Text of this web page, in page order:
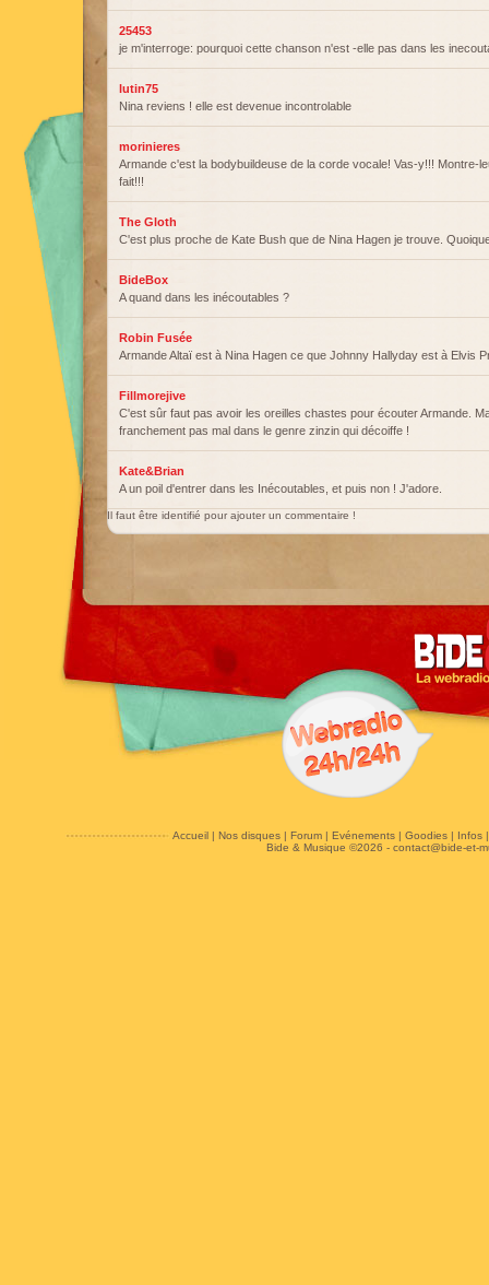
25453
je m'interroge: pourquoi cette chanson n'est -elle pas dans les
lutin75
Nina reviens ! elle est devenue incontrolable
morinieres
Armande c'est la bodybuildeuse de la corde vocale! Vas-y!!! Montre-
fait!!!
The Gloth
C'est plus proche de Kate Bush que de Nina Hagen je trouve.
BideBox
A quand dans les inécoutables ?
Robin Fusée
Armande Altaï est à Nina Hagen ce que Johnny Hallyday est à Elvis
Fillmorejive
C'est sûr faut pas avoir les oreilles chastes pour écouter Armande.
franchement pas mal dans le genre zinzin qui décoiffe !
Kate&Brian
A un poil d'entrer dans les Inécoutables, et puis non ! J'adore.
Il faut être identifié pour ajouter un commentaire !
Accueil| Nos disques| Forum| Evénements| Goodies| Infos
Bide & Musique ©2026 - contact@bide-et-